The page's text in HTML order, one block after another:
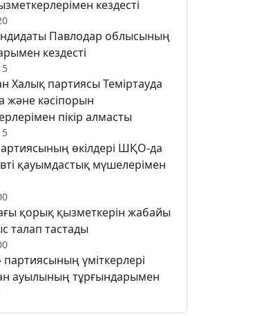
кездесті
Павлодар облысының
кездесті
Халық партиясы Теміртауда
және кәсіпорын
пікір алмасты
өкілдері ШҚО-да
қауымдастық мүшелерімен
қорық қызметкерін жабайы
талап тастады
үміткерлері
ауылының тұрғындарымен